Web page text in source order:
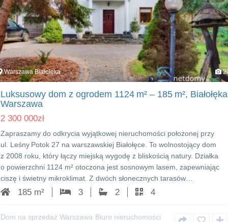
Warszawa Białołęka
Luksusowy dom z ogrodem 1124 m² – 185 m², Białołęka
Warszawa
2 300 000zł
Zapraszamy do odkrycia wyjątkowej nieruchomości położonej przy
ul. Leśny Potok 27 na warszawskiej Białołęce. To wolnostojący dom
z 2008 roku, który łączy miejską wygodę z bliskością natury. Działka
o powierzchni 1124 m² otoczona jest sosnowym lasem, zapewniając
ciszę i świetny mikroklimat. Z dwóch słonecznych tarasów…
185 m² 3 2 4
Dom na sprzedaż Warszawa Biuro nieruchomości